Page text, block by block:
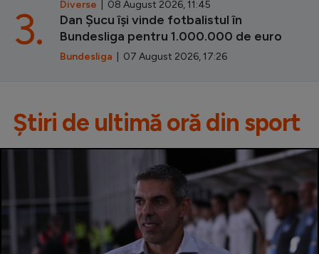
Diverse | 08 August 2026, 11:45
Dan Șucu își vinde fotbalistul în
Bundesliga pentru 1.000.000 de euro
Bundesliga | 07 August 2026, 17:26
3.
Știri de ultimă oră din sport